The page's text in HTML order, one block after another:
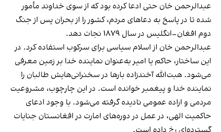
عبدالرحمن خان حتی ادعا کرده بود که از سوی خداوند مأمور
شده تا در پاسخ به دعاهای مردم، کشور را از بحران پس از جنگ
دوم افغان–انگلیس در سال ۱۸۷۹ نجات دهد.
عبدالرحمن خان از اسلام سیاسی برای سرکوب استفاده کرد. در
این ساختار، حاکم یا امیر به‌عنوان نماینده خدا بر زمین معرفی
می‌شود. هبت‌الله آخندزاده بارها در سخنرانی‌هایش طالبان را
نماینده خدا و پیغمبر خوانده است. در این چارچوب، مشروعیت
مردمی و اراده عمومی نادیده گرفته می‌شود. با وجود ادعای
حاکمیت الهی، در عمل در دوره‌های امارت در افغانستان جنایات